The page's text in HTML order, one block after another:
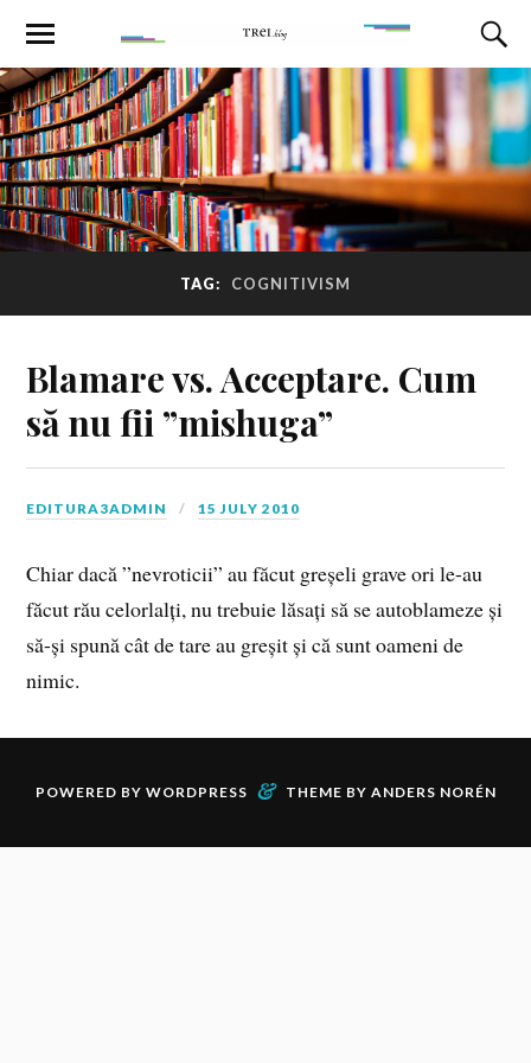
TAG: COGNITIVISM
Blamare vs. Acceptare. Cum
să nu fii ”mishuga”
EDITURA3ADMIN 15 JULY 2010
Chiar dacă ”nevroticii” au făcut greșeli grave ori le-au
făcut rău celorlalți, nu trebuie lăsați să se autoblameze și
să-și spună cât de tare au greșit și că sunt oameni de
nimic.
POWERED BY WORDPRESS & THEME BY ANDERS NORÉN